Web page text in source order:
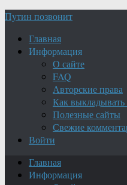
Путин позвонит
Главная
Информация
О сайте
FAQ
Авторские права
Как выкладывать
Полезные сайты
Свежие
Войти
Главная
Информация